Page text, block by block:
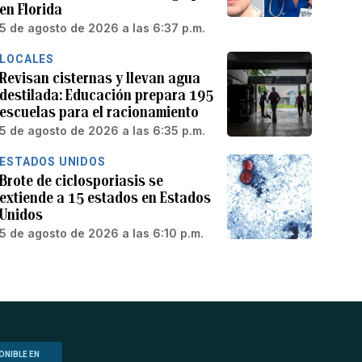
en Florida
5 de agosto de 2026 a las 6:37 p.m.
LOCALES
Revisan cisternas y llevan agua
destilada: Educación prepara 195
escuelas para el racionamiento
5 de agosto de 2026 a las 6:35 p.m.
ESTADOS UNIDOS
Brote de ciclosporiasis se
extiende a 15 estados en Estados
Unidos
5 de agosto de 2026 a las 6:10 p.m.
EN